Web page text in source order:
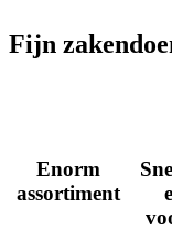
Fijn
Enorm
assortiment